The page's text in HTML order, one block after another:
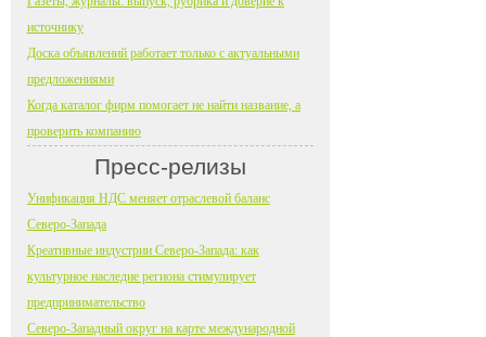
источнику
Доска объявлений работает только с актуальными
предложениями
Когда каталог фирм помогает не найти название, а
проверить компанию
Пресс-релизы
Унификация НДС меняет отраслевой баланс
Северо-Запада
Креативные индустрии Северо-Запада: как
культурное наследие региона стимулирует
предпринимательство
Северо-Западный округ на карте международной